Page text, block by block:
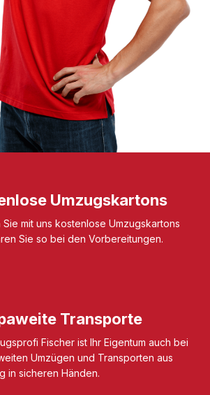
Umzugskartons
Sie mit uns kostenlose Umzugskartons
Sie so bei den Vorbereitungen.
Transporte
Fischer ist Ihr Eigentum auch bei
Umzügen und Transporten aus
in sicheren Händen.